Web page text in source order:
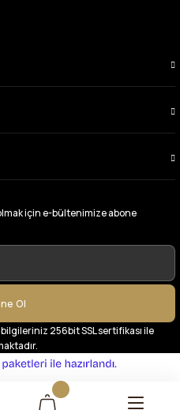
için e-bültenimize abone
Ol
bilgileriniz 256bit SSL sertifikası ile
e-
paketleri